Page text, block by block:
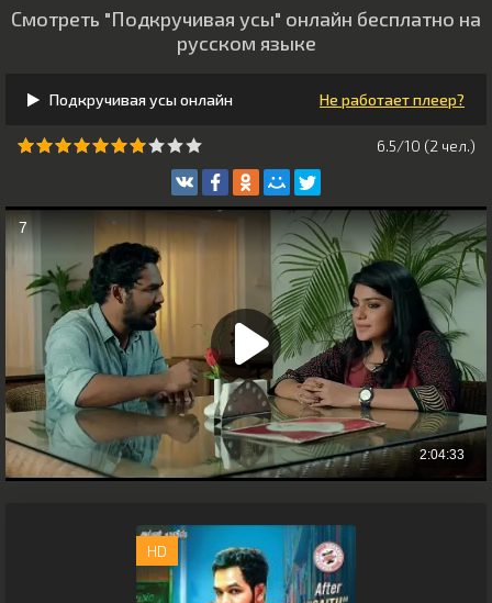
Смотреть "Подкручивая усы" онлайн бесплатно на
русском языке
Подкручивая усы онлайн Не работает плеер?
6.5/10 (2 чeл.)
HD